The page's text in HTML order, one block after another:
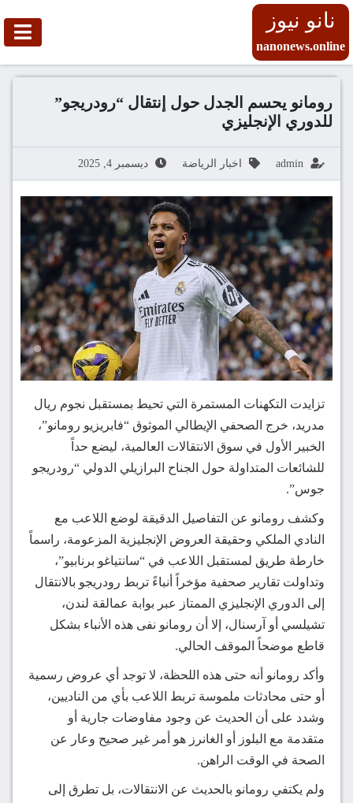
نانو نيوز
nanonews.online
رومانو يحسم الجدل حول إنتقال “رودريجو”
للدوري الإنجليزي
admin اخبار الرياضة ديسمبر 4, 2025
تزايدت التكهنات المستمرة التي تحيط بمستقبل نجوم ريال
مدريد، خرج الصحفي الإيطالي الموثوق “فابريزيو رومانو”،
الخبير الأول في سوق الانتقالات العالمية، ليضع حداً
للشائعات المتداولة حول الجناح البرازيلي الدولي “رودريجو
جوس”.
وكشف رومانو عن التفاصيل الدقيقة لوضع اللاعب مع
النادي الملكي وحقيقة العروض الإنجليزية المزعومة، راسماً
خارطة طريق لمستقبل اللاعب في “سانتياغو برنابيو”،
وتداولت تقارير صحفية مؤخراً أنباءً تربط رودريجو بالانتقال
إلى الدوري الإنجليزي الممتاز عبر بوابة عمالقة لندن،
تشيلسي أو آرسنال، إلا أن رومانو نفى هذه الأنباء بشكل
قاطع موضحاً الموقف الحالي.
وأكد رومانو أنه حتى هذه اللحظة، لا توجد أي عروض رسمية
أو حتى محادثات ملموسة تربط اللاعب بأي من الناديين،
وشدد على أن الحديث عن وجود مفاوضات جارية أو
متقدمة مع البلوز أو الغانرز هو أمر غير صحيح وعار عن
الصحة في الوقت الراهن.
ولم يكتفي رومانو بالحديث عن الانتقالات، بل تطرق إلى